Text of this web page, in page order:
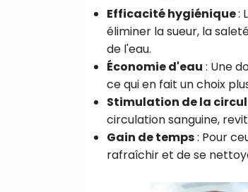
Efficacité hygiénique:
éliminer la sueur, la
de l'eau.
Économie d'eau : Une
ce qui en fait un choix
Stimulation de la
circulation sanguine,
Gain de temps: Pour
rafraîchir et de se